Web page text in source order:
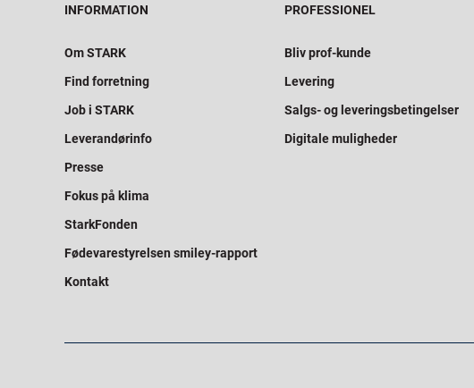
INFORMATION
Om STARK
Find forretning
Job i STARK
Leverandørinfo
Presse
Fokus på klima
StarkFonden
Fødevarestyrelsen smiley-rapport
Kontakt
PROFESSIONEL
Bliv prof-kunde
Levering
Salgs- og leveringsbetingelser
Digitale muligheder